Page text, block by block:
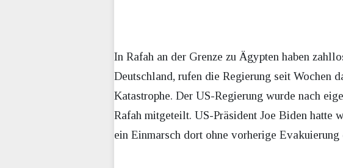
In Rafah an der Grenze zu Ägypten haben
Deutschland, rufen die Regierung seit Wochen
Katastrophe. Der US-Regierung wurde nach
Rafah mitgeteilt. US-Präsident Joe Biden hatte
ein Einmarsch dort ohne vorherige